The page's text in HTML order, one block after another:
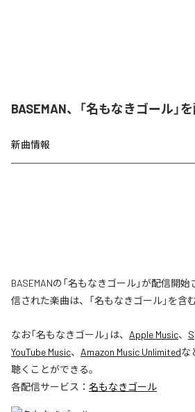
BASEMAN、「名もなきゴール」
新曲情報
BASEMANの「名もなきゴール」が配信開
信された楽曲は、「名もなきゴール」を含
なお「名もなきゴール」は、 Apple Music、
YouTube Music、 Amazon Music Unlimitedな
聴くことができる。
各配信サービス： 名もなきゴール